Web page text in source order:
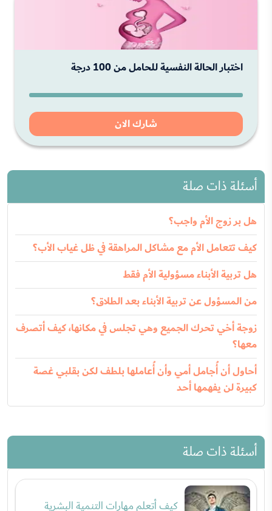
اختبار الحالة النفسية للحامل من 100 درجة
شارك الان
أسئلة ذات صلة
هل بر زوج الأم واجب؟
كيف تتعامل الأم مع مشاكل المراهقة في ظل غياب الأب؟
هل تربية الأبناء مسؤولية الأم فقط
من المسؤول عن تربية الأبناء بعد الطلاق؟
زوجة أخي تحرك الجميع وهي تجلس في مكانها، كيف أتصرف
معها؟
أحاول أن أُجامل أمي وأن أُعاملها بلطف لكن بقلبي غصة
كبيرة لن يفهمها أحد
أسئلة ذات صلة
كيف أتعلم مهارات التنمية البشرية